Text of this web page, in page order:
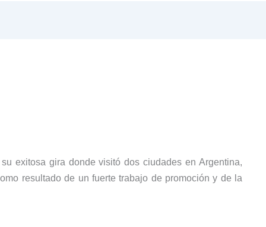
exitosa gira donde visitó dos ciudades enArgentina,
resultado de un fuerte trabajo de promoción y de la